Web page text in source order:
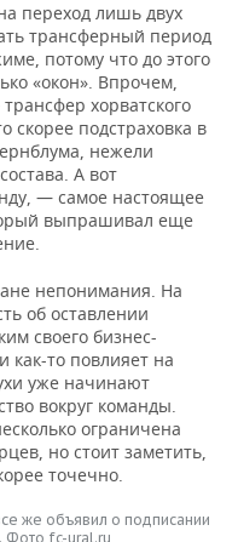
переход лишь двух
трансферный период
потому что до этого
«окон». Впрочем,
хорватского
скорее подстраховка в
нежели
А вот
— самое настоящее
выпрашивал еще
непонимания. На
об оставлении
своего бизнес-
то повлияет на
уже начинают
вокруг команды.
ограничена
но стоит заметить,
точечно.
же объявил о подписании
Фото fc-ural.ru